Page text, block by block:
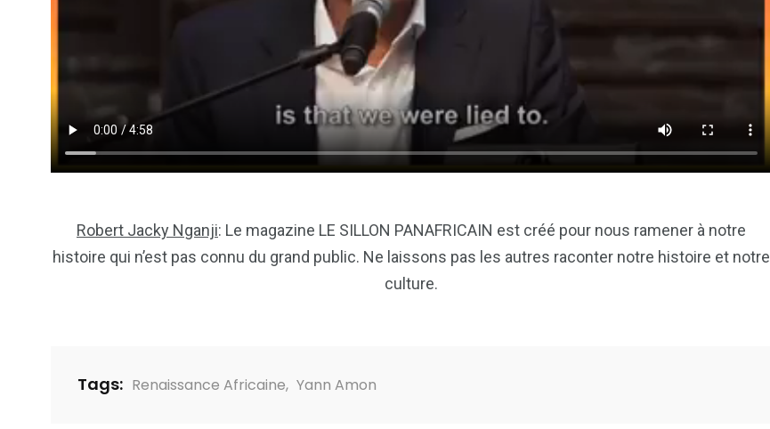
Robert Jacky Nganji: Le magazine LE SILLON PANAFRICAIN est créé pour nous ramener à notre
histoire qui n’est pas connu du grand public. Ne laissons pas les autres raconter notre histoire et notre
culture.
Tags: Renaissance Africaine, Yann Amon